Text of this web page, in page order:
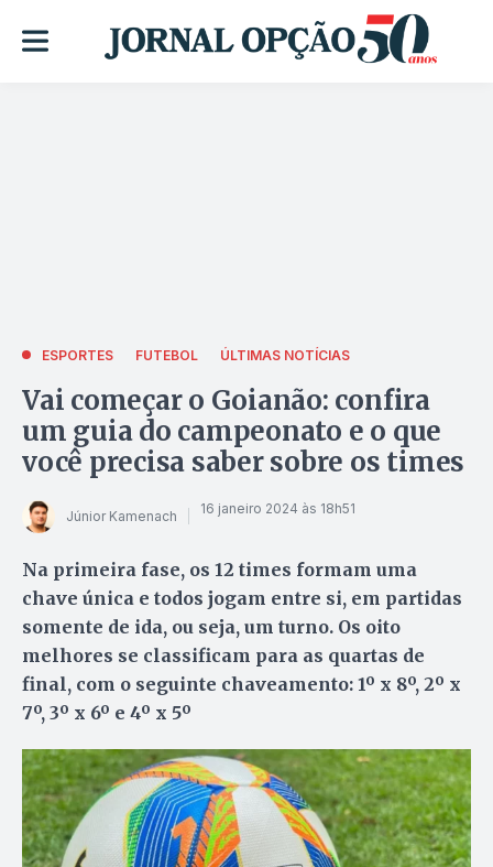
ESPORTES FUTEBOL ÚLTIMAS NOTÍCIAS
Vai começar o Goianão: confira
um guia do campeonato e o que
você precisa saber sobre os times
Júnior Kamenach 16 janeiro 2024 às 18h51
Na primeira fase, os 12 times formam uma
chave única e todos jogam entre si, em partidas
somente de ida, ou seja, um turno. Os oito
melhores se classificam para as quartas de
final, com o seguinte chaveamento: 1º x 8º, 2º x
7º, 3º x 6º e 4º x 5º